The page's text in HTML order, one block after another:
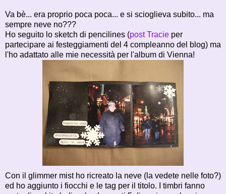
Va bè... era proprio poca poca... e si scioglieva subito... ma
sempre neve no???
Ho seguito lo sketch di pencilines (post Tracie per
partecipare ai festeggiamenti del 4 compleanno del blog) ma
l'ho adattato alle mie necessità per l'album di Vienna!
Con il glimmer mist ho ricreato la neve (la vedete nelle foto?)
ed ho aggiunto i fiocchi e le tag per il titolo. I timbri fanno